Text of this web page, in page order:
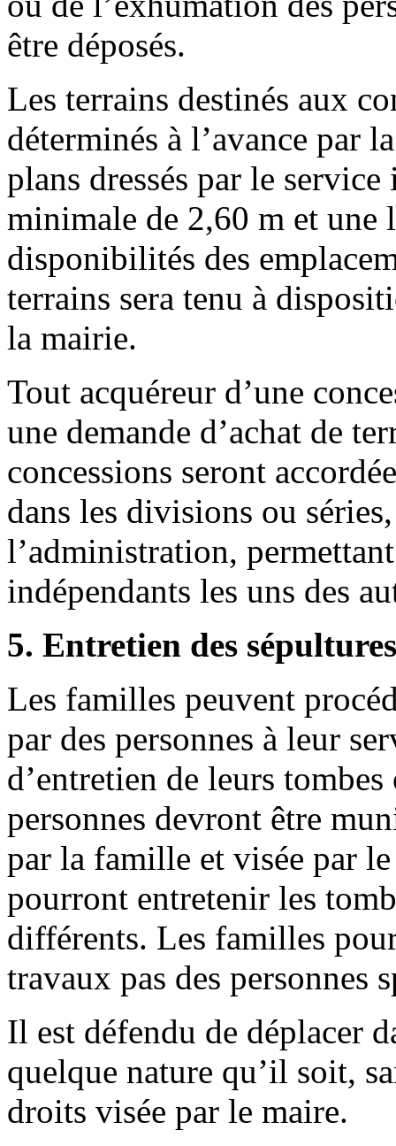
être déposés.
Les terrains destinés aux
déterminés à l’avance par
plans dressés par le
minimale de 2,60 m et une
disponibilités des
terrains sera tenu à
la mairie.
Tout acquéreur d’une
une demande d’achat de
concessions seront
dans les divisions ou
l’administration,
indépendants les uns des
5. Entretien des sépultures
Les familles peuvent
par des personnes à leur
d’entretien de leurs
personnes devront être
par la famille et visée par
pourront entretenir les
différents. Les familles
travaux pas des personnes
Il est défendu de déplacer
quelque nature qu’il soit,
droits visée par le maire.